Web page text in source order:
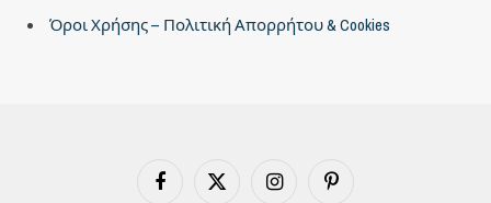
Όροι Χρήσης – Πολιτική Απορρήτου & Cookies
Facebook X
Instagram Pinterest